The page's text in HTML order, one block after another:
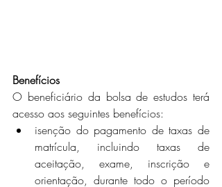
Benefícios
O beneficiário da bolsa de estudos terá
acesso aos seguintes benefícios:
isenção do pagamento de taxas de
matrícula, incluindo taxas de
aceitação, exame, inscrição e
orientação, durante todo o período